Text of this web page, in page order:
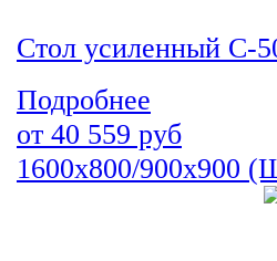
Стол усиленный С-
Подробнее
от 40 559 руб
1600х800/900х900